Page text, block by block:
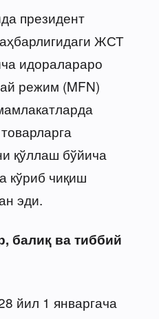
президент
ЖСТ
идоралараро
режим (MFN)
қўллаш бўйича
кўриб чиқиш
эди.
балиқ ва тиббий
йил 1 январгача